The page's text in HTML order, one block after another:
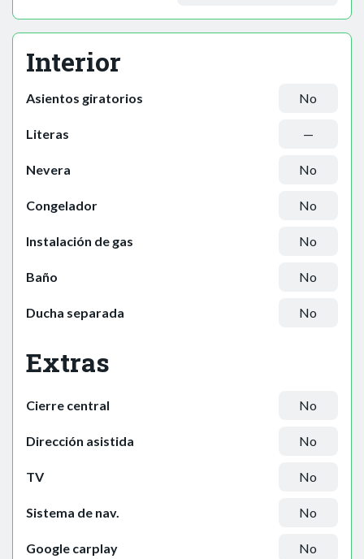
Interior
Asientos giratorios No
Literas —
Nevera No
Congelador No
Instalación de gas No
Baño No
Ducha separada No
Extras
Cierre central No
Dirección asistida No
TV No
Sistema de nav. No
Google carplay No